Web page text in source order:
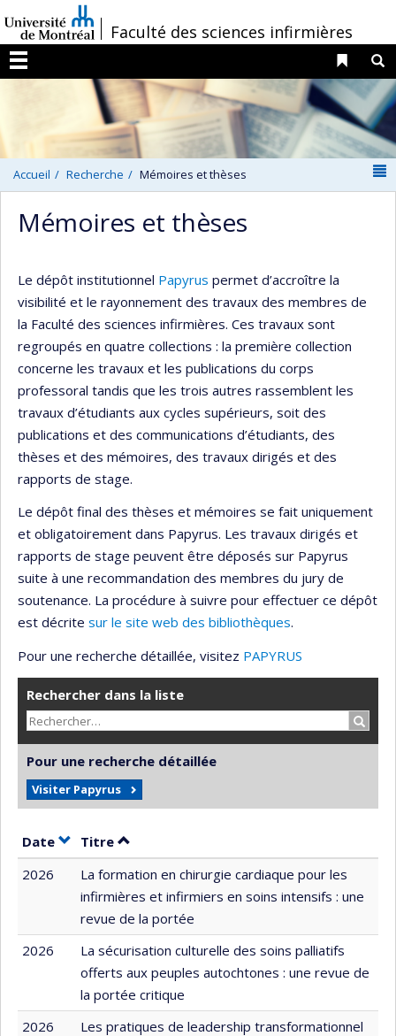
au
contenu
/Faculté des sciences infirmières
Menu
Liens
Accueil Recherche Mémoires et thèses
Mémoires et thèses
Le dépôt institutionnel Papyrus permet d’accroître la
visibilité et le rayonnement des travaux des membres de
la Faculté des sciences infirmières. Ces travaux sont
regroupés en quatre collections : la première collection
concerne les travaux et les publications du corps
professoral tandis que les trois autres rassemblent les
travaux d’étudiants aux cycles supérieurs, soit des
publications et des communications d’étudiants, des
thèses et des mémoires, des travaux dirigés et des
rapports de stage.
Le dépôt final des thèses et mémoires se fait uniquement
et obligatoirement dans Papyrus. Les travaux dirigés et
rapports de stage peuvent être déposés sur Papyrus
suite à une recommandation des membres du jury de
soutenance. La procédure à suivre pour effectuer ce dépôt
est décrite sur le site web des bibliothèques.
Pour une recherche détaillée, visitez PAPYRUS
Rechercher dans la liste
Pour une recherche détaillée
Visiter Papyrus
Date Trier par date en ordre croissant
Titre Trier par titre en ordre croissant
2026
La formation en chirurgie cardiaque pour les
infirmières et infirmiers en soins intensifs : une
revue de la portée
2026
La sécurisation culturelle des soins palliatifs
offerts aux peuples autochtones : une revue de
la portée critique
2026
Les pratiques de leadership transformationnel